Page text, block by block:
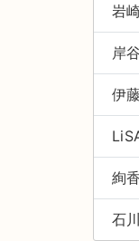
岩
岸
伊
絢
石